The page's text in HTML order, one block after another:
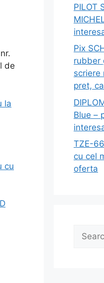
de
la
cu
PILOT
Pix
rubber
scriere
pret,
Blue –
TZE-
cu cel
oferta
Search
for: